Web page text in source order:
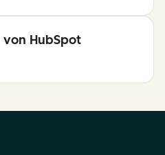
von HubSpot